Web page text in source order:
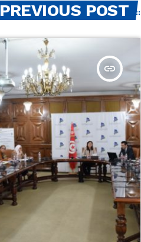
PREVIOUS POST
insert_link